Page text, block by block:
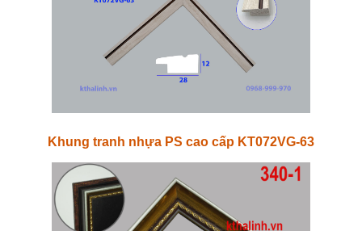
Khung tranh nhựa PS cao cấp KT072VG-63